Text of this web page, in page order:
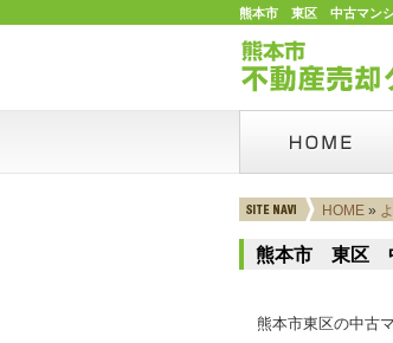
熊本市 東区 中古マンシ
HOME »
熊本市 東区
熊本市東区の中古